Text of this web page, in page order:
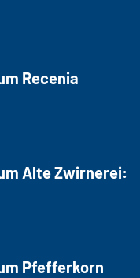
Recenia
Alte Zwirnerei:
Pfefferkorn